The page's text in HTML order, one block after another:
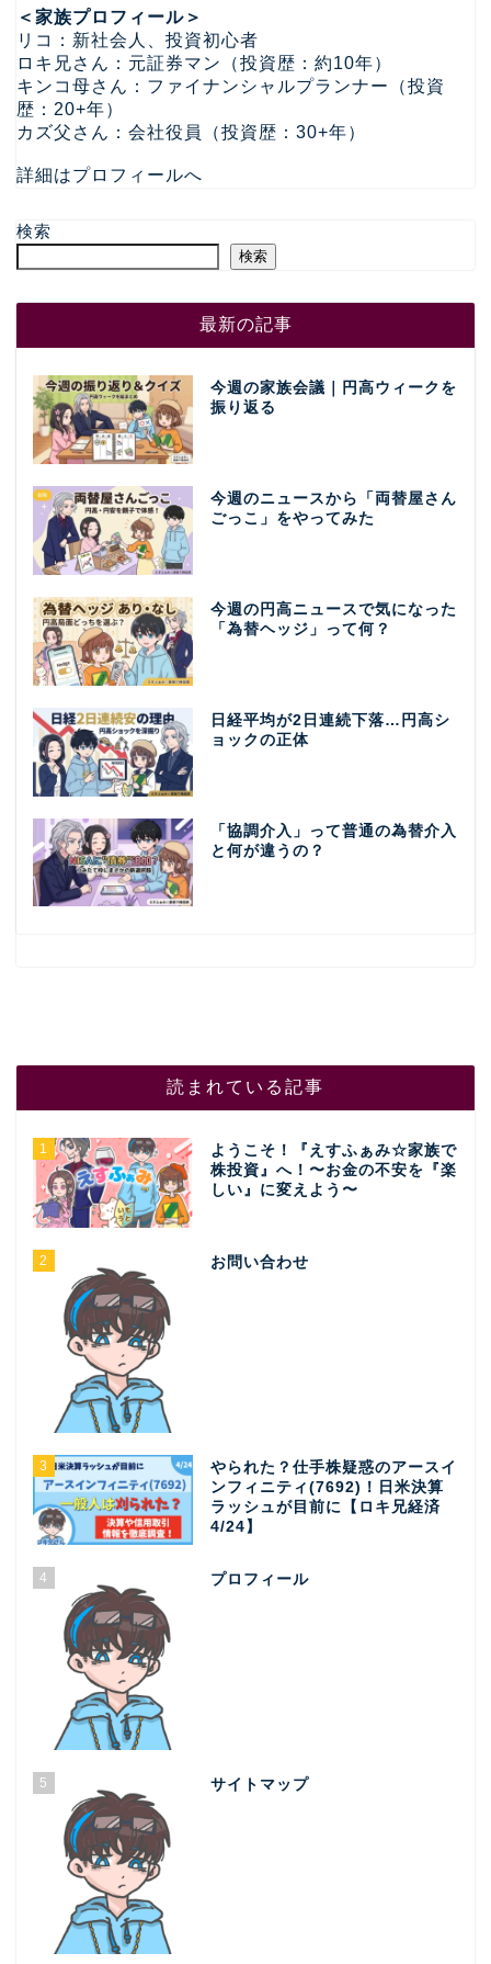
＜家族プロフィール＞
リコ：新社会人、投資初心者
ロキ兄さん：元証券マン（投資歴：約10年）
キンコ母さん：ファイナンシャルプランナー（投資
歴：20+年）
カズ父さん：会社役員（投資歴：30+年）
詳細はプロフィールへ
検索
検索
最新の記事
今週の家族会議｜円高ウィークを
振り返る
今週のニュースから「両替屋さん
ごっこ」をやってみた
今週の円高ニュースで気になった
「為替ヘッジ」って何？
日経平均が2日連続下落…円高シ
ョックの正体
「協調介入」って普通の為替介入
と何が違うの？
読まれている記事
1
ようこそ！『えすふぁみ☆家族で
株投資』へ！〜お金の不安を『楽
しい』に変えよう〜
2 お問い合わせ
3
やられた？仕手株疑惑のアースイ
ンフィニティ(7692)！日米決算
ラッシュが目前に【ロキ兄経済
4/24】
4 プロフィール
5 サイトマップ